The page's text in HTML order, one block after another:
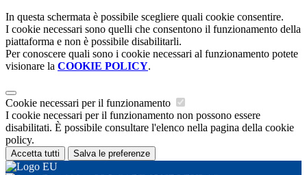
In questa schermata è possibile scegliere quali cookie consentire.
I cookie necessari sono quelli che consentono il funzionamento della
piattaforma e non è possibile disabilitarli.
Per conoscere quali sono i cookie necessari al funzionamento potete
visionare la COOKIE POLICY.
Cookie necessari per il funzionamento
I cookie necessari per il funzionamento non possono essere
disabilitati. È possibile consultare l'elenco nella pagina della cookie
policy.
Accetta tutti Salva le preferenze